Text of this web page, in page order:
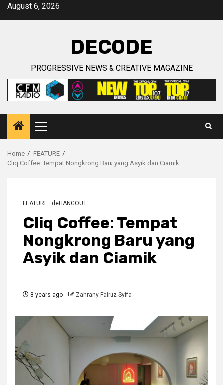
SkipAugust 6, 2026
DECODE
PROGRESSIVE NEWS & CREATIVE MAGAZINE
Primary
Menu
Home
FEATURE
Cliq Coffee: Tempat Nongkrong Baru yang Asyik dan Ciamik
FEATURE deHANGOUT
Cliq Coffee: Tempat
Nongkrong Baru yang
Asyik dan Ciamik
8 years ago Zahrany Fairuz Syifa